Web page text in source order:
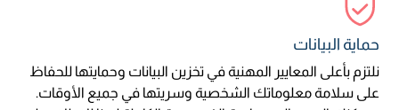
حماية البيانات
نلتزم بأعلى المعايير المهنية في تخزين البيانات وحمايتها للحفاظ
على سلامة معلوماتك الشخصية وسريتها في جميع الأوقات.